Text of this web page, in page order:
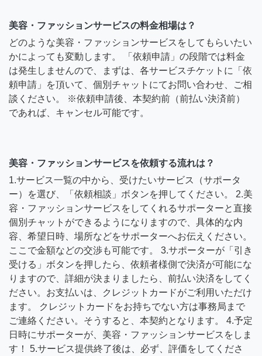
美容・ファッションサービスの料金相場は？
どのような美容・ファッションサービスをしてもらいたい
かによっても変動します。 「依頼申請」の段階では料金
は発生しませんので、まずは、各サービスチケットに「依
頼申請」を頂いて、個別チャットにてお問い合わせ、ご相
談ください。 ※依頼申請後、本契約前（前払い決済前）
であれば、キャンセル可能です。
美容・ファッションサービスを依頼する流れは？
1.サービス一覧の中から、受けたいサービス（サポータ
ー）を選び、「依頼相談」ボタンを押してください。 2.美
容・ファッションサービスをしてくれるサポーターと直接
個別チャットができるようになりますので、具体的な内
容、希望日時、場所などをサポーターへお伝えください。
ここで金額などの交渉も可能です。 3.サポーターが「引き
受ける」ボタンを押したら、依頼者様側で決済が可能にな
りますので、詳細が決まりましたら、前払い決済をしてく
ださい。お支払いは、クレジットカードがご利用いただけ
ます。 クレジットカードをお持ちでない方は事務局まで
ご連絡ください。そうすると、本契約となります。 4.予定
日時にサポーターが、美容・ファッションサービスをしま
す！ 5.サービス提供終了後は、必ず、評価をしてくださ